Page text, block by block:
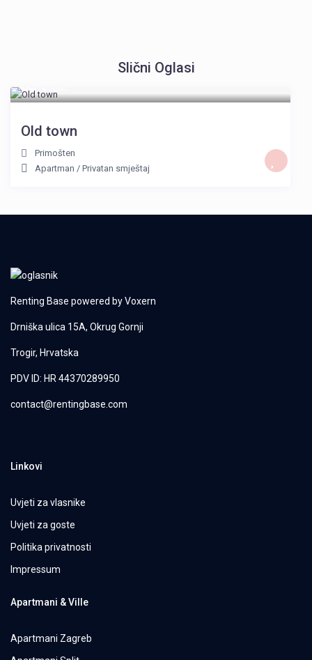
Slični Oglasi
65 €
Old town
Primošten
Apartman /Privatan smještaj
Renting Base powered byVoxern
Drniška ulica 15A, Okrug Gornji
Trogir, Hrvatska
PDV ID: HR 44370289950
contact@rentingbase.com
Linkovi
Uvjeti za vlasnike
Uvjeti za goste
Politika privatnosti
Impressum
Apartmani & Ville
Apartmani Zagreb